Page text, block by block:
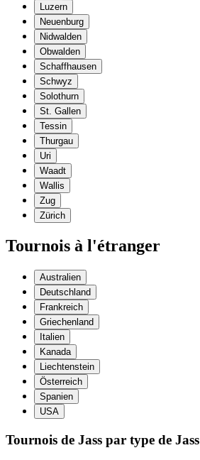
Luzern
Neuenburg
Nidwalden
Obwalden
Schaffhausen
Schwyz
Solothurn
St. Gallen
Tessin
Thurgau
Uri
Waadt
Wallis
Zug
Zürich
Tournois à l'étranger
Australien
Deutschland
Frankreich
Griechenland
Italien
Kanada
Liechtenstein
Österreich
Spanien
USA
Tournois de Jass par type de Jass